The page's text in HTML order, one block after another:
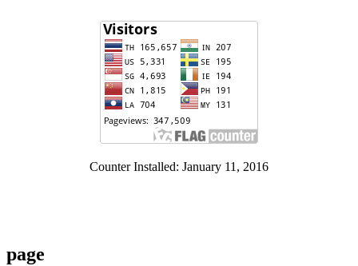
Counter Installed: January 11, 2016
page